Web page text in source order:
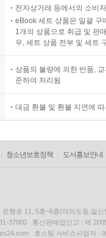
전자상거래 등에서의 소비
eBook 세트 상품은 일괄 구
1개의 상품으로 취급 및 판
우, 세트 상품 전부 및 세트
상품의 불량에 의한 반품,
준하여 처리됨
대금 환불 및 환불 지연에
청소년보호정책 도서홍보안내
은행로 11, 5층~6층(여의도동,일신
37000 통신판매업신고 : 제
호스팅 서비스사업자 :